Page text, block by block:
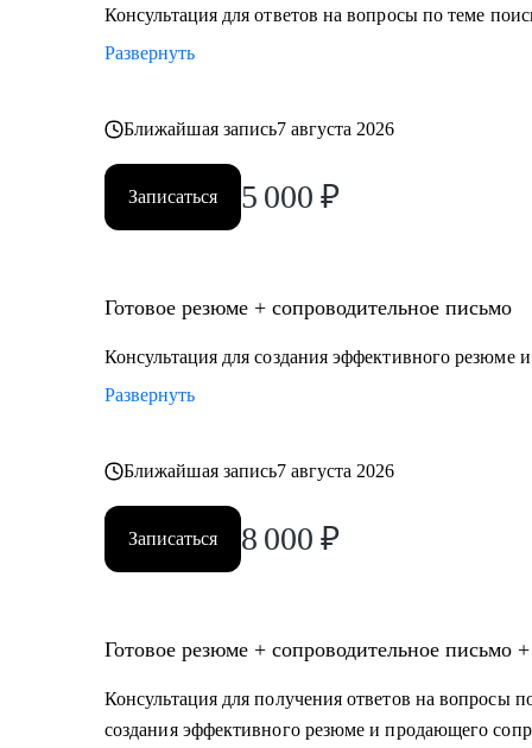
директор (CEO, CFO, COO) и др.
• Торговля: электронная коммерция, ТПС,
Я создаю высококачественный продукт,
изучении потребностей клиента, глубоком уровне
Консультация для ответов на вопросы по теме
Развернуть
Ближайшая запись7 августа 2026
Записаться 5 000 ₽
Готовое резюме + сопроводительное письмо
Консультация для создания эффективного резюме
Развернуть
Ближайшая запись7 августа 2026
Записаться 8 000 ₽
Готовое резюме + сопроводительное письмо
Консультация для получения ответов на вопросы
создания эффективного резюме и продающего